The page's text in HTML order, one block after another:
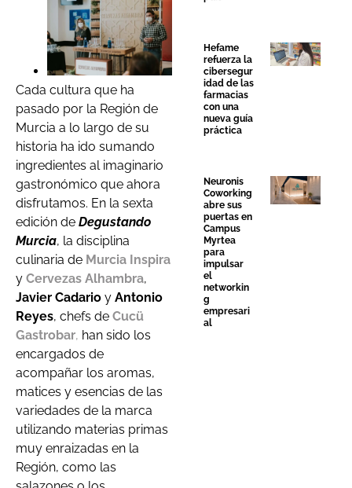
Cada cultura que ha
pasado por la Región de
Murcia a lo largo de su
historia ha ido sumando
ingredientes al imaginario
gastronómico que ahora
disfrutamos. En la sexta
edición de Degustando
Murcia, la disciplina
culinaria de Murcia Inspira
y Cervezas Alhambra,
Javier Cadario y Antonio
Reyes, chefs de Cucü
Gastrobar, han sido los
encargados de
acompañar los aromas,
matices y esencias de las
variedades de la marca
utilizando materias primas
muy enraizadas en la
Región, como las
Hefame
refuerza la
cibersegur
idad de las
farmacias
con una
nueva guía
práctica
Neuronis
Coworking
abre sus
puertas en
Campus
Myrtea
para
impulsar
el
networkin
g
empresari
al